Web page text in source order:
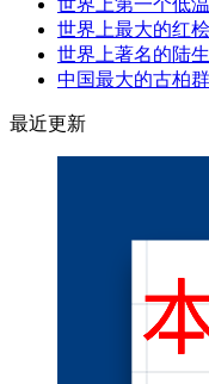
世界上最大的红桧
世界上著名的陆
中国最大的古柏群
最近更新